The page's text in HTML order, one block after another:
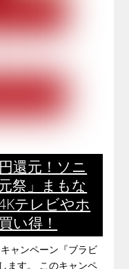
還元！ソニ
祭」まもな
テレビやホ
い得！
ャンペーン『ブラビ
ます。 このキャンペ